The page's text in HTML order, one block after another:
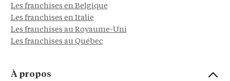
Les franchises en Belgique
Les franchises en Italie
Les franchises au Royaume-Uni
Les franchises au Québec
À propos